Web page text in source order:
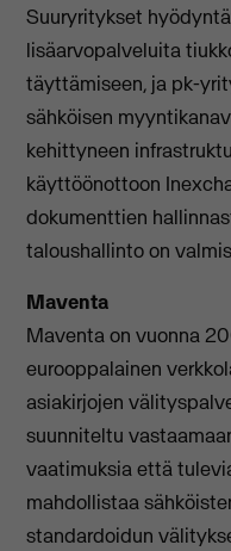
Suuryritykset
lisäarvopalveluita
täyttämiseen, ja pk-
sähköisen
kehittyneen
käyttöönottoon
dokumenttien
taloushallinto on
Maventa
Maventa on vuonna
eurooppalainen
asiakirjojen
suunniteltu
vaatimuksia että
mahdollistaa
standardoidun